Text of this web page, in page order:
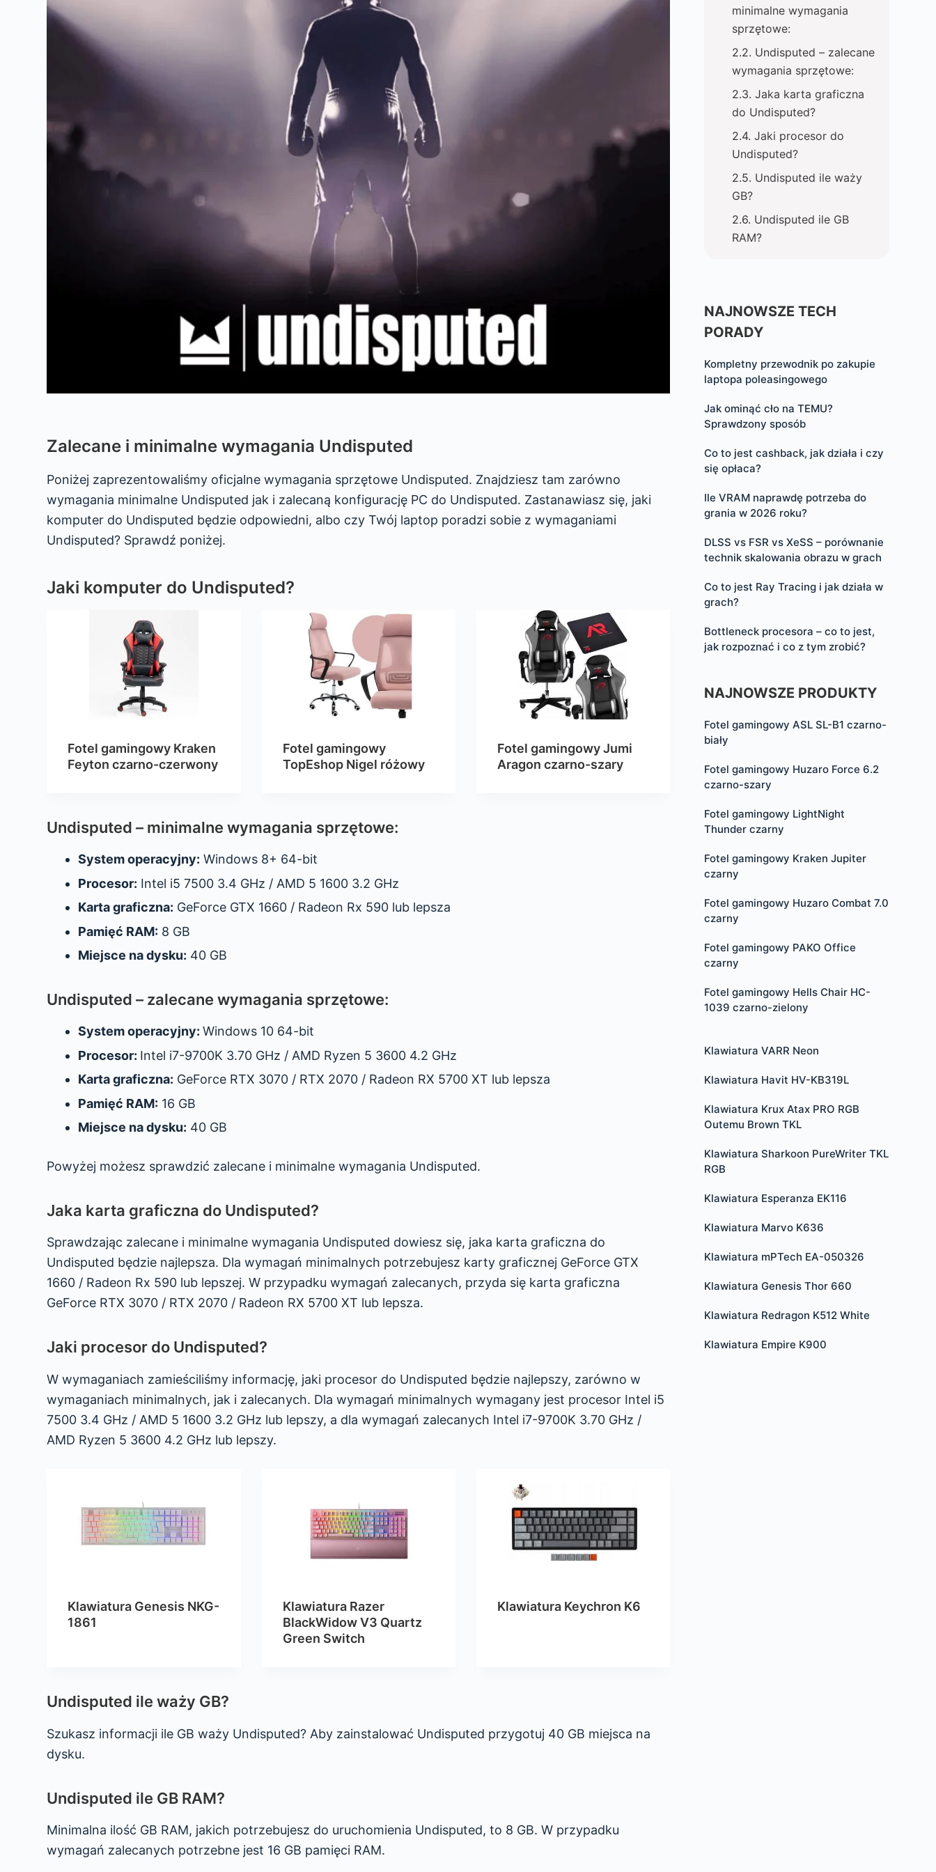
Zalecane i minimalne wymagania Undisputed
Poniżej zaprezentowaliśmy oficjalne wymagania sprzętowe Undisputed. Znajdziesz tam zarówno
wymagania minimalne Undisputed jak i zalecaną konfigurację PC do Undisputed. Zastanawiasz się, jaki
komputer do Undisputed będzie odpowiedni, albo czy Twój laptop poradzi sobie z wymaganiami
Undisputed? Sprawdź poniżej.
Jaki komputer do Undisputed?
Fotel gamingowy Kraken
Feyton czarno-czerwony
Fotel gamingowy
TopEshop Nigel różowy
Fotel gamingowy Jumi
Aragon czarno-szary
Undisputed – minimalne wymagania sprzętowe:
System operacyjny: Windows 8+ 64-bit
Procesor: Intel i5 7500 3.4 GHz / AMD 5 1600 3.2 GHz
Karta graficzna: GeForce GTX 1660 / Radeon Rx 590 lub lepsza
Pamięć RAM: 8 GB
Miejsce na dysku: 40 GB
Undisputed – zalecane wymagania sprzętowe:
System operacyjny:Windows 10 64-bit
Procesor: Intel i7-9700K 3.70 GHz / AMD Ryzen 5 3600 4.2 GHz
Karta graficzna: GeForce RTX 3070 / RTX 2070 / Radeon RX 5700 XT lub lepsza
Pamięć RAM: 16 GB
Miejsce na dysku: 40 GB
Powyżej możesz sprawdzić zalecane i minimalne wymagania Undisputed.
Jaka karta graficzna do Undisputed?
Sprawdzając zalecane i minimalne wymagania Undisputed dowiesz się, jaka karta graficzna do
Undisputed będzie najlepsza. Dla wymagań minimalnych potrzebujesz karty graficznej GeForce GTX
1660 / Radeon Rx 590 lub lepszej. W przypadku wymagań zalecanych, przyda się karta graficzna
GeForce RTX 3070 / RTX 2070 / Radeon RX 5700 XT lub lepsza.
Jaki procesor do Undisputed?
W wymaganiach zamieściliśmy informację, jaki procesor do Undisputed będzie najlepszy, zarówno w
wymaganiach minimalnych, jak i zalecanych. Dla wymagań minimalnych wymagany jest procesor Intel i5
7500 3.4 GHz / AMD 5 1600 3.2 GHz lub lepszy, a dla wymagań zalecanych Intel i7-9700K 3.70 GHz /
AMD Ryzen 5 3600 4.2 GHz lub lepszy.
Klawiatura Genesis NKG-
1861
Klawiatura Razer
BlackWidow V3 Quartz
Green Switch
Klawiatura Keychron K6
Undisputed ile waży GB?
Szukasz informacji ile GB waży Undisputed? Aby zainstalować Undisputed przygotuj 40 GB miejsca na
dysku.
Undisputed ile GB RAM?
Minimalna ilość GB RAM, jakich potrzebujesz do uruchomienia Undisputed, to 8 GB. W przypadku
wymagań zalecanych potrzebne jest 16 GB pamięci RAM.
minimalne wymagania
sprzętowe:
Undisputed – zalecane
wymagania sprzętowe:
Jaka karta graficzna
do Undisputed?
Jaki procesor do
Undisputed?
Undisputed ile waży
GB?
Undisputed ile GB
RAM?
NAJNOWSZE TECH
PORADY
Kompletny przewodnik po zakupie
laptopa poleasingowego
Jak ominąć cło na TEMU?
Sprawdzony sposób
Co to jest cashback, jak działa i czy
się opłaca?
Ile VRAM naprawdę potrzeba do
grania w 2026 roku?
DLSS vs FSR vs XeSS – porównanie
technik skalowania obrazu w grach
Co to jest Ray Tracing i jak działa w
grach?
Bottleneck procesora – co to jest,
jak rozpoznać i co z tym zrobić?
NAJNOWSZE PRODUKTY
Fotel gamingowy ASL SL-B1 czarno-
biały
Fotel gamingowy Huzaro Force 6.2
czarno-szary
Fotel gamingowy LightNight
Thunder czarny
Fotel gamingowy Kraken Jupiter
czarny
Fotel gamingowy Huzaro Combat 7.0
czarny
Fotel gamingowy PAKO Office
czarny
Fotel gamingowy Hells Chair HC-
1039 czarno-zielony
Klawiatura VARR Neon
Klawiatura Havit HV-KB319L
Klawiatura Krux Atax PRO RGB
Outemu Brown TKL
Klawiatura Sharkoon PureWriter TKL
RGB
Klawiatura Esperanza EK116
Klawiatura Marvo K636
Klawiatura mPTech EA-050326
Klawiatura Genesis Thor 660
Klawiatura Redragon K512 White
Klawiatura Empire K900